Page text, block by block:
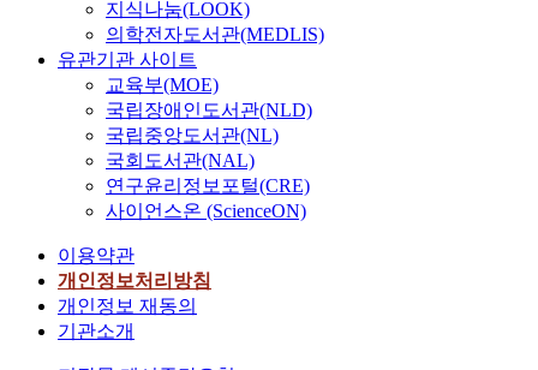
지식나눔(LOOK)
의학전자도서관(MEDLIS)
유관기관 사이트
교육부(MOE)
국립장애인도서관(NLD)
국립중앙도서관(NL)
국회도서관(NAL)
연구윤리정보포털(CRE)
사이언스온 (ScienceON)
이용약관
개인정보처리방침
개인정보 재동의
기관소개